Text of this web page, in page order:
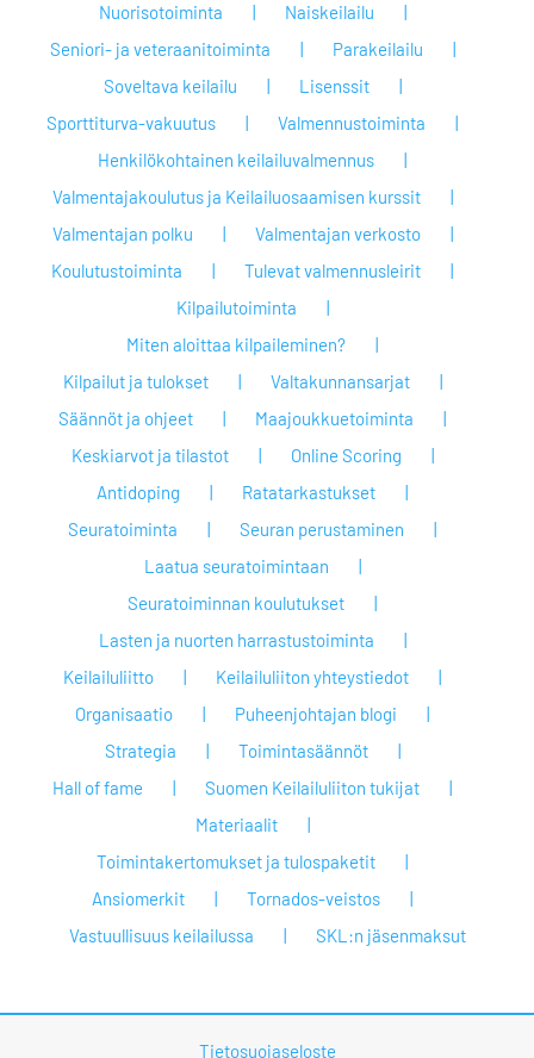
Nuorisotoiminta
Naiskeilailu
Seniori- ja veteraanitoiminta
Parakeilailu
Soveltava keilailu
Lisenssit
Sporttiturva-vakuutus
Valmennustoiminta
Henkilökohtainen keilailuvalmennus
Valmentajakoulutus ja Keilailuosaamisen kurssit
Valmentajan polku
Valmentajan verkosto
Koulutustoiminta
Tulevat valmennusleirit
Kilpailutoiminta
Miten aloittaa kilpaileminen?
Kilpailut ja tulokset
Valtakunnansarjat
Säännöt ja ohjeet
Maajoukkuetoiminta
Keskiarvot ja tilastot
Online Scoring
Antidoping
Ratatarkastukset
Seuratoiminta
Seuran perustaminen
Laatua seuratoimintaan
Seuratoiminnan koulutukset
Lasten ja nuorten harrastustoiminta
Keilailuliitto
Keilailuliiton yhteystiedot
Organisaatio
Puheenjohtajan blogi
Strategia
Toimintasäännöt
Hall of fame
Suomen Keilailuliiton tukijat
Materiaalit
Toimintakertomukset ja tulospaketit
Ansiomerkit
Tornados-veistos
Vastuullisuus keilailussa
SKL:n jäsenmaksut
Tietosuojaseloste